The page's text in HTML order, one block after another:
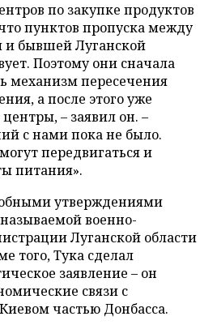
по закупке продуктов
пунктов пропуска между
бывшей Луганской
Поэтому они сначала
механизм пересечения
а после этого уже
– заявил он. –
с нами пока не было.
передвигаться и
питания».
утверждениями
военно-
Луганской области
того, Тука сделал
заявление – он
связи с
частью Донбасса.